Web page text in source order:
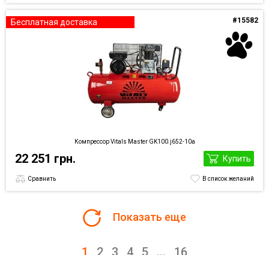
Бесплатная доставка
Компрессор Vitals Master GK100.j652-10а
#15582
22 251 грн. Купить
Сравнить В список желаний
Показать еще
1 2 3 4 5 ... 16